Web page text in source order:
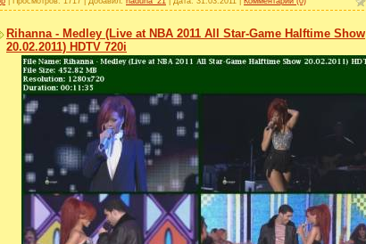
Rihanna - Medley (Live at NBA 2011 All Star-Game Halftime Show
20.02.2011) HDTV 720i